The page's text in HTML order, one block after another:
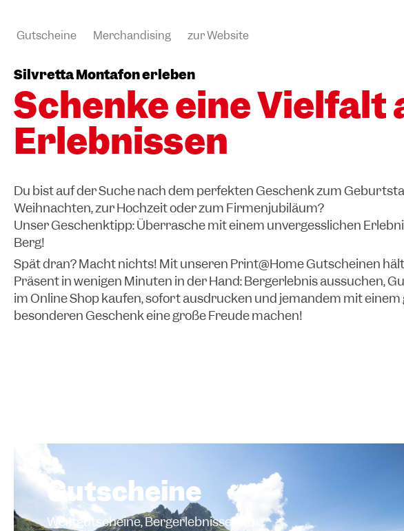
Gutscheine Merchandising zur Website
Silvretta Montafon erleben
Schenke eine Vielfalt
Erlebnissen
Du bist auf der Suche nach dem perfekten Geschenk zum
Weihnachten, zur Hochzeit oder zum Firmenjubiläum?
Unser Geschenktipp: Überrasche mit einem unvergesslichen
Berg!
Spät dran? Macht nichts! Mit unseren Print@Home Gutscheinen
Präsent in wenigen Minuten in der Hand: Bergerlebnis aussuchen,
im Online Shop kaufen, sofort ausdrucken und jemandem mit einem
besonderen Geschenk eine große Freude machen!
Gutscheine
Wertgutscheine, Bergerlebnisse uvm.